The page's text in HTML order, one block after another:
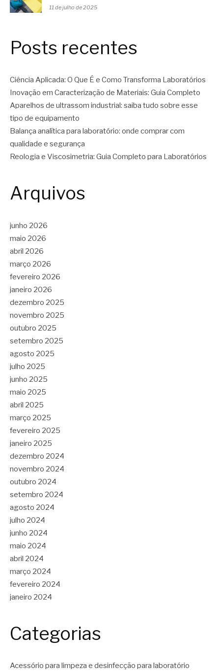
11 de julho de 2025
Posts recentes
Ciência Aplicada: O Que É e Como Transforma Laboratórios
Inovação em Caracterização de Materiais: Guia Completo
Aparelhos de ultrassom industrial: saiba tudo sobre esse
tipo de equipamento
Balança analítica para laboratório: onde comprar com
qualidade e segurança
Reologia e Viscosimetria: Guia Completo para Laboratórios
Arquivos
junho 2026
maio 2026
abril 2026
março 2026
fevereiro 2026
janeiro 2026
dezembro 2025
novembro 2025
outubro 2025
setembro 2025
agosto 2025
julho 2025
junho 2025
maio 2025
abril 2025
março 2025
fevereiro 2025
janeiro 2025
dezembro 2024
novembro 2024
outubro 2024
setembro 2024
agosto 2024
julho 2024
junho 2024
maio 2024
abril 2024
março 2024
fevereiro 2024
janeiro 2024
Categorias
Acessório para limpeza e desinfecção para laboratório